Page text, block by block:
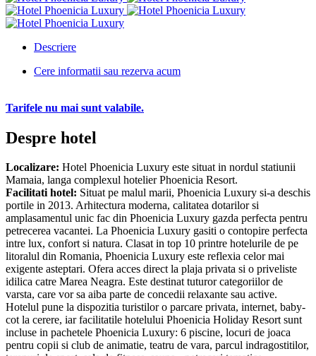
Descriere
Cere informatii sau rezerva acum
Tarifele nu mai sunt valabile.
Despre hotel
Localizare: Hotel Phoenicia Luxury este situat in nordul statiunii
Mamaia, langa complexul hotelier Phoenicia Resort.
Facilitati hotel: Situat pe malul marii, Phoenicia Luxury si-a deschis
portile in 2013. Arhitectura moderna, calitatea dotarilor si
amplasamentul unic fac din Phoenicia Luxury gazda perfecta pentru
petrecerea vacantei. La Phoenicia Luxury gasiti o contopire perfecta
intre lux, confort si natura. Clasat in top 10 printre hotelurile de pe
litoralul din Romania, Phoenicia Luxury este reflexia celor mai
exigente asteptari. Ofera acces direct la plaja privata si o priveliste
idilica catre Marea Neagra. Este destinat tuturor categoriilor de
varsta, care vor sa aiba parte de concedii relaxante sau active.
Hotelul pune la dispozitia turistilor o parcare privata, internet, baby-
cot la cerere, iar facilitatile hotelului Phoenicia Holiday Resort sunt
incluse in pachetele Phoenicia Luxury: 6 piscine, locuri de joaca
pentru copii si club de animatie, teatru de vara, parcul indragostitilor,